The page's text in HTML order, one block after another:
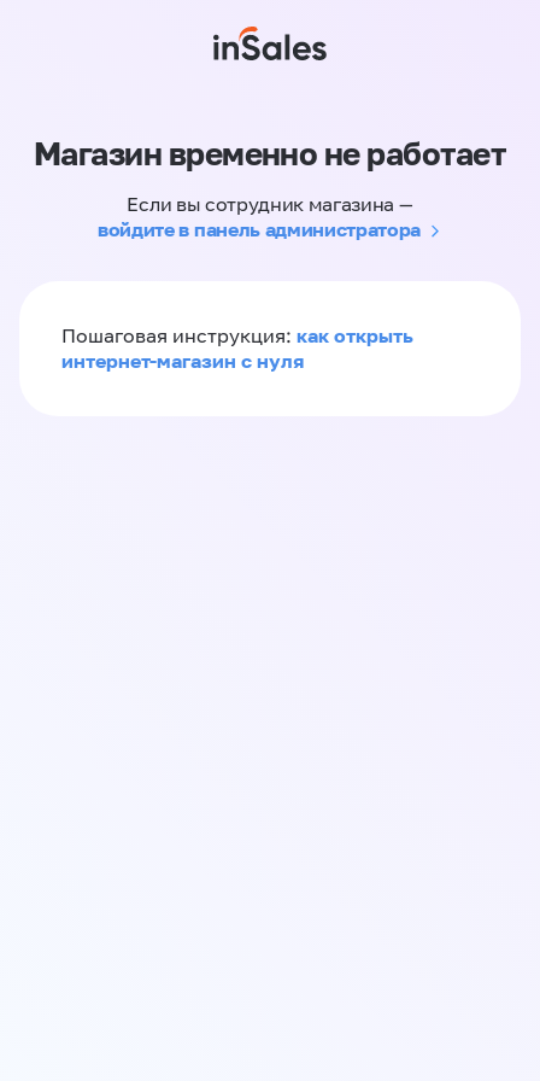
Магазин временно не работает
Если вы сотрудник магазина —
войдите в панель администратора
Пошаговая инструкция: как открыть
интернет-магазин с нуля